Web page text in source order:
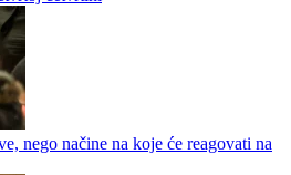
nastavlja u ABA ligi
čitavu sezonu Marko Kovačević